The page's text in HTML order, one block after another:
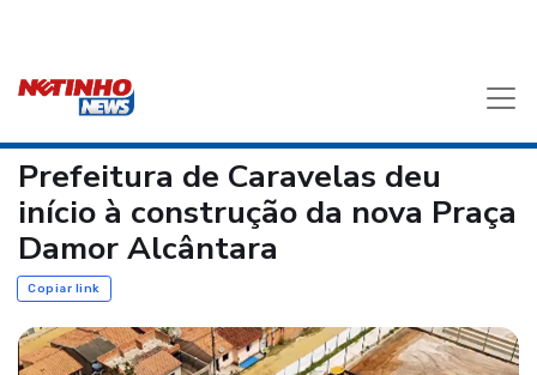
Prefeitura de Caravelas deu
início à construção da nova Praça
Damor Alcântara
Copiar link